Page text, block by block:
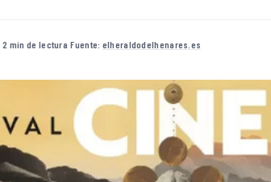
·2 min de lectura·Fuente: elheraldodelhenares.es